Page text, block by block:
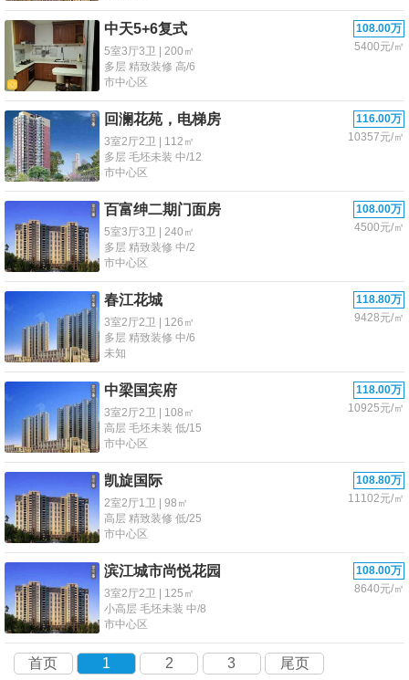
中天5+6复式
108.00万
5400元/㎡
5室3厅3卫 | 200㎡
多层 精致装修 高/6
市中心区
回澜花苑，电梯房
116.00万
10357元/㎡
3室2厅2卫 | 112㎡
多层 毛坯未装 中/12
市中心区
百富绅二期门面房
108.00万
4500元/㎡
5室3厅3卫 | 240㎡
多层 精致装修 中/2
市中心区
春江花城
118.80万
9428元/㎡
3室2厅2卫 | 126㎡
多层 精致装修 中/6
未知
中梁国宾府
118.00万
10925元/㎡
3室2厅2卫 | 108㎡
高层 毛坯未装 低/15
市中心区
凯旋国际
108.80万
11102元/㎡
2室2厅1卫 | 98㎡
高层 精致装修 低/25
市中心区
滨江城市尚悦花园
108.00万
8640元/㎡
3室2厅2卫 | 125㎡
小高层 毛坯未装 中/8
市中心区
首页 1 2 3 尾页